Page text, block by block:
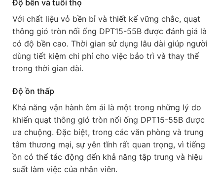
Độ bền và tuổi thọ
Với chất liệu vỏ bền bỉ và thiết kế vững chắc, quạt
thông gió tròn nối ống DPT15-55B được đánh giá là
có độ bền cao. Thời gian sử dụng lâu dài giúp người
dùng tiết kiệm chi phí cho việc bảo trì và thay thế
trong thời gian dài.
Độ ồn thấp
Khả năng vận hành êm ái là một trong những lý do
khiến quạt thông gió tròn nối ống DPT15-55B được
ưa chuộng. Đặc biệt, trong các văn phòng và trung
tâm thương mại, sự yên tĩnh rất quan trọng, vì tiếng
ồn có thể tác động đến khả năng tập trung và hiệu
suất làm việc của nhân viên.